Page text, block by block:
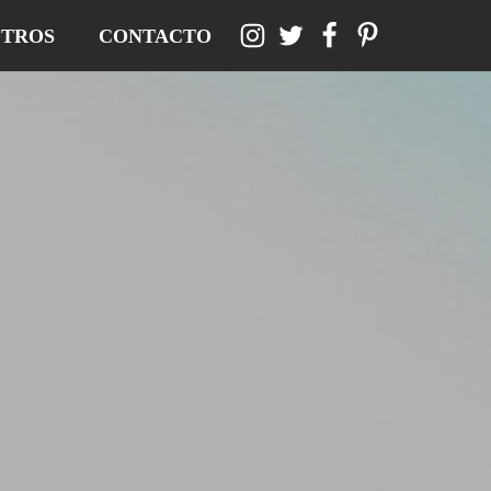
CONTACTO